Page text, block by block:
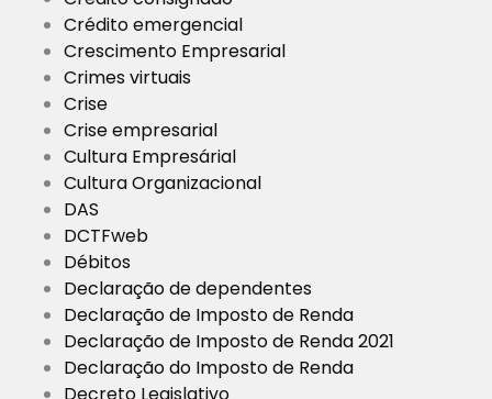
Crédito emergencial
Crescimento Empresarial
Crimes virtuais
Crise
Crise empresarial
Cultura Empresárial
Cultura Organizacional
DAS
DCTFweb
Débitos
Declaração de dependentes
Declaração de Imposto de Renda
Declaração de Imposto de Renda 2021
Declaração do Imposto de Renda